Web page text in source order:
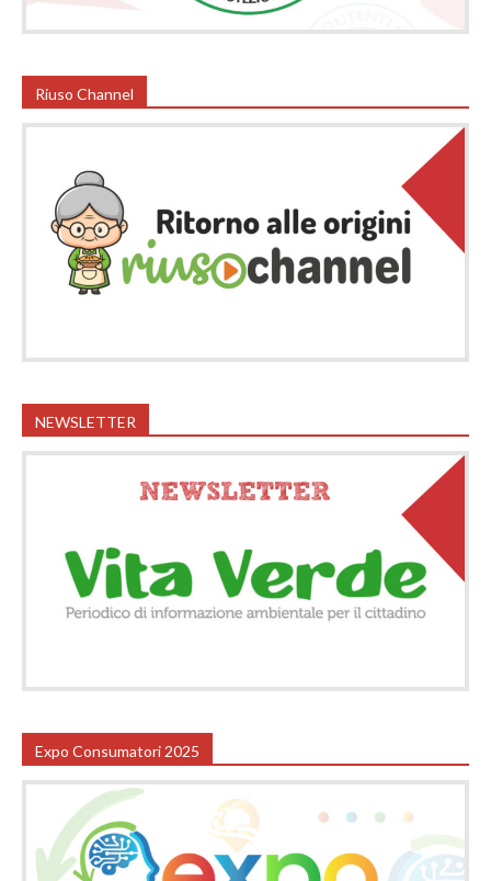
Riuso Channel
NEWSLETTER
Expo Consumatori 2025